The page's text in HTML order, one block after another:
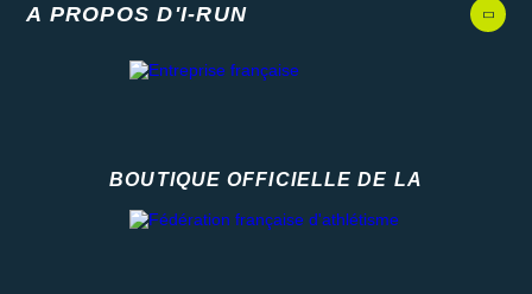
A PROPOS D'I-RUN
BOUTIQUE OFFICIELLE DE LA